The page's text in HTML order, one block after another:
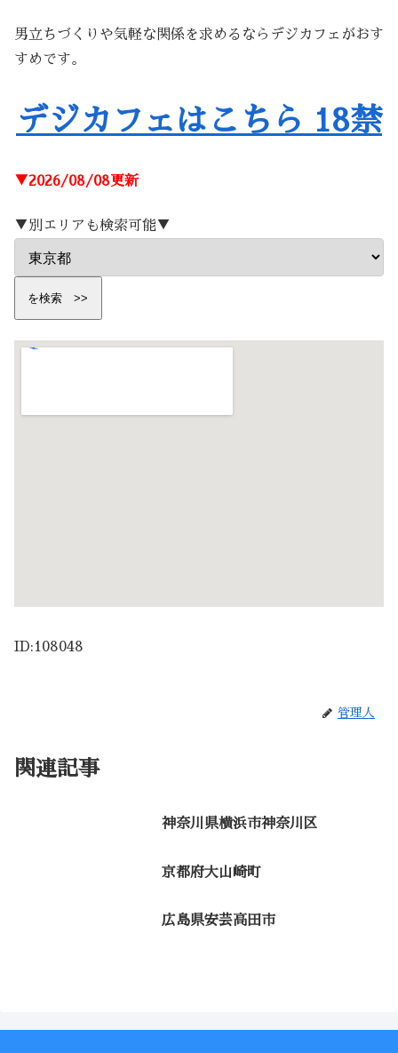
男立ちづくりや気軽な関係を求めるならデジカフェがおす
すめです。
デジカフェはこちら 18禁
▼2026/08/08更新
▼別エリアも検索可能▼
ID:108048
管理人
関連記事
神奈川県横浜市神奈川区
京都府大山崎町
広島県安芸高田市